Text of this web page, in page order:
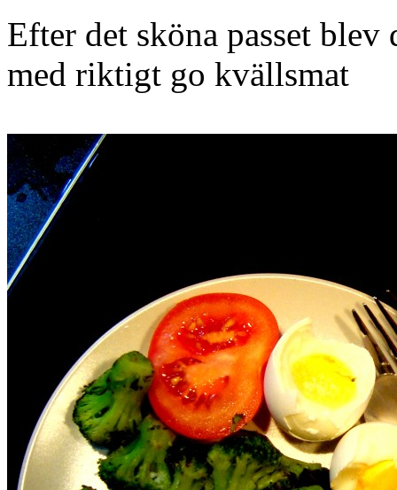
Efter det sköna passet
med riktigt go kvällsmat